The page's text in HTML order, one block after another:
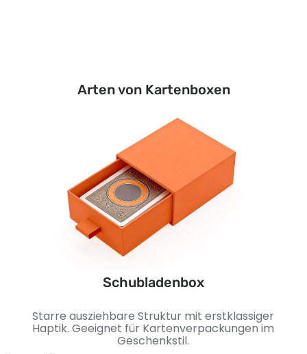
Arten von Kartenboxen
Schubladenbox
Starre ausziehbare Struktur mit erstklassiger
Haptik. Geeignet für Kartenverpackungen im
Geschenkstil.